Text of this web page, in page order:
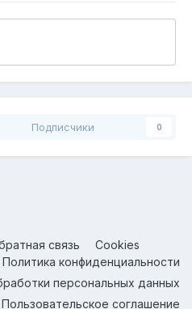
Подписчики 0
связь
Cookies
Политика конфиденциальности
персональных данных
Пользовательское соглашение